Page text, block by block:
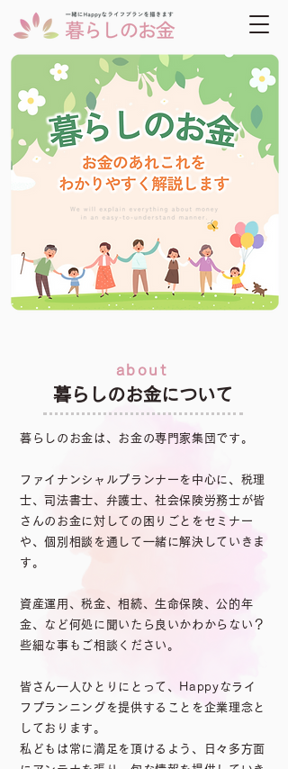
about
暮らしのお金について
暮らしのお金は、お金の専門家集団です。
ファイナンシャルプランナーを中心に、 税理
士、司法書士、弁護士、社会保険労務士が皆
さんのお金に対しての困りごとをセミナー
や、個別相談を通して一緒に解決していきま
す。
資産運用、税金、相続、生命保険、公的年
金、など何処に聞いたら良いかわからない？
些細な事もご相談ください。
皆さん一人ひとりにとって、Happyなライ
フプランニングを提供することを企業理念と
しております。​
私どもは常に満足を頂けるよう、
日々多方面